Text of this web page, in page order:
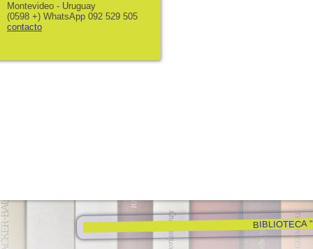
BIBLIOTECA
Montevideo - Uruguay
(0598 +) WhatsApp 092 529 505
contacto